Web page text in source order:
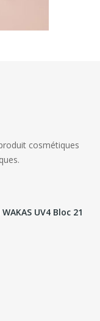
cosmétiques
UV4 Bloc 21